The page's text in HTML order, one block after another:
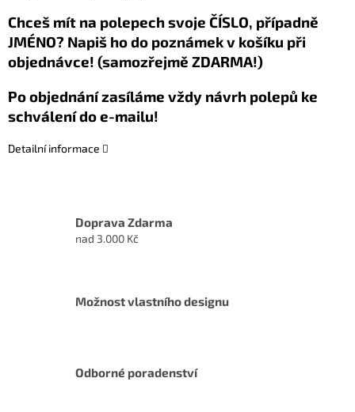
Chceš mít na polepech svoje ČÍSLO, případně
JMÉNO? Napiš ho do poznámek v košíku při
objednávce! (samozřejmě ZDARMA!)
Po objednání zasíláme vždy návrh polepů ke
schválení do e-mailu!
Detailní informace
Doprava Zdarma
nad 3.000 Kč
Možnost vlastního designu
Odborné poradenství